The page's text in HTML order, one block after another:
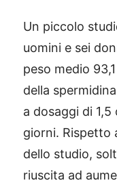
Un piccolo
uomini e sei
peso medio
della
a dosaggi di
giorni. Rispetto
dello studio,
riuscita ad